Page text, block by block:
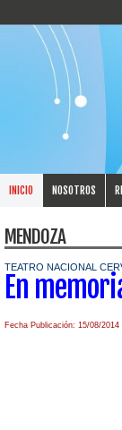
INICIO NOSOTROS
MENDOZA
TEATRO NACIONAL
En
Fecha Publicación: 15/08/